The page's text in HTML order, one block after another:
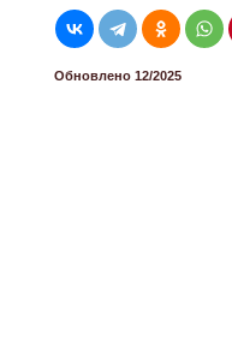
Обновлено 12/2025